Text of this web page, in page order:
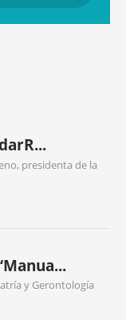
presidenta de la
y Gerontología